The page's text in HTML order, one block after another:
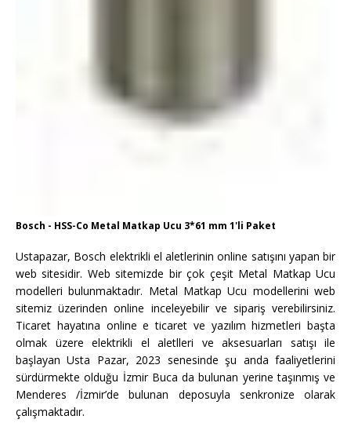
Bosch - HSS-Co Metal Matkap Ucu 3*61 mm 1'li Paket
Ustapazar, Bosch elektrikli el aletlerinin online satışını yapan bir
web sitesidir. Web sitemizde bir çok çeşit Metal Matkap Ucu
modelleri bulunmaktadır. Metal Matkap Ucu modellerini web
sitemiz üzerinden online inceleyebilir ve sipariş verebilirsiniz.
Ticaret hayatına online e ticaret ve yazılım hizmetleri başta
olmak üzere elektrikli el aletlleri ve aksesuarları satışı ile
başlayan Usta Pazar, 2023 senesinde şu anda faaliyetlerini
sürdürmekte olduğu İzmir Buca da bulunan yerine taşınmış ve
Menderes /İzmir’de bulunan deposuyla senkronize olarak
çalışmaktadır.